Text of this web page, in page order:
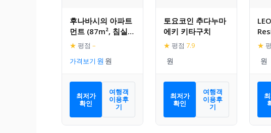
후나바시의 아파트
먼트 (87m², 침실 2
개, 프라이빗 욕실 1
★ 평점 –
가격보기
최저가
확인
여행객
이용후
기
토요코인 추다누마
에키 키타구치
★ 평점 7.9
최저가
확인
여행객
이용후
기
★